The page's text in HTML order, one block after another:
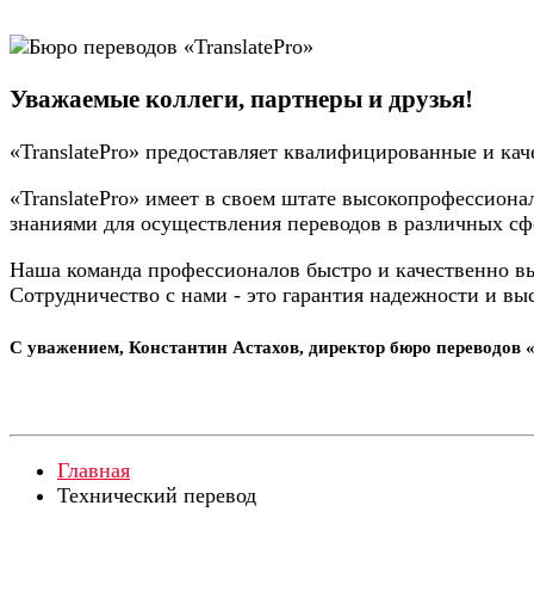
Уважаемые коллеги, партнеры и друзья!
«TranslatePro» предоставляет квалифицированные и
«TranslatePro» имеет в своем штате
знаниями для осуществления переводов в различных
Наша команда профессионалов быстро и качественно
Сотрудничество с нами - это гарантия надежности и
С уважением, Константин Астахов, директор бюро переводов
Главная
Технический перевод